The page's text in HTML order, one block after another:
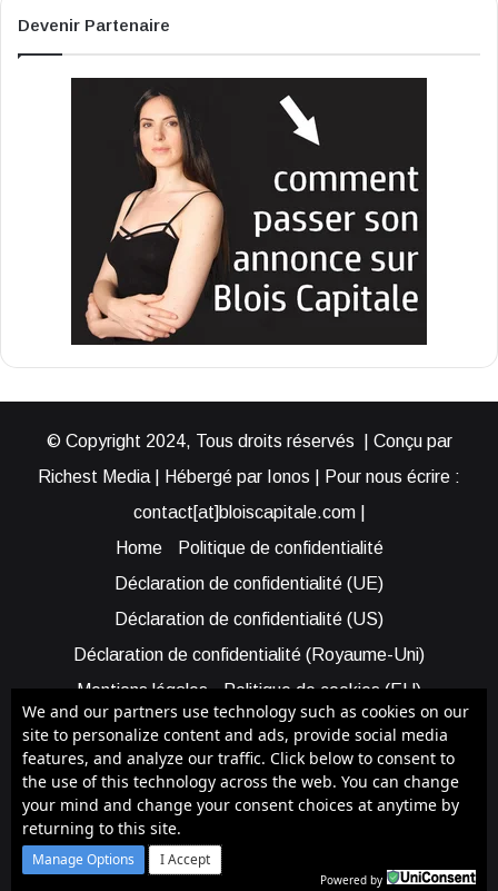
Devenir Partenaire
© Copyright 2024, Tous droits réservés | Conçu par
Richest Media | Hébergé par Ionos | Pour nous écrire :
contact[at]bloiscapitale.com |
Home
Politique de confidentialité
Déclaration de confidentialité (UE)
Déclaration de confidentialité (US)
Déclaration de confidentialité (Royaume-Uni)
Mentions légales
Politique de cookies (EU)
Cookie Policy (AUS)
Cookie Policy (US)
Qui sommes-nous ?
Participer à Blois Capitale
Bénéficier d’une assistance
Facebook
X
We and our partners use technology such as cookies on our
site to personalize content and ads, provide social media
features, and analyze our traffic. Click below to consent to
the use of this technology across the web. You can change
your mind and change your consent choices at anytime by
returning to this site.
Manage Options I Accept
Powered by